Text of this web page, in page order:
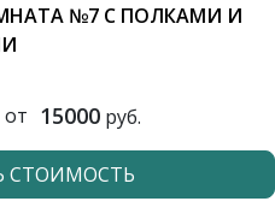
№7 С ПОЛКАМИ И
15000руб.
СТОИМОСТЬ